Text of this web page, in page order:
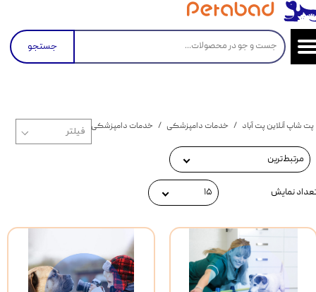
جستجو
پت شاپ آنلاین پت آباد خدمات دامپزشکی خدمات دامپزشکی بیمارستان آرا
مرتبط‌ترین
نمایش ۱۵